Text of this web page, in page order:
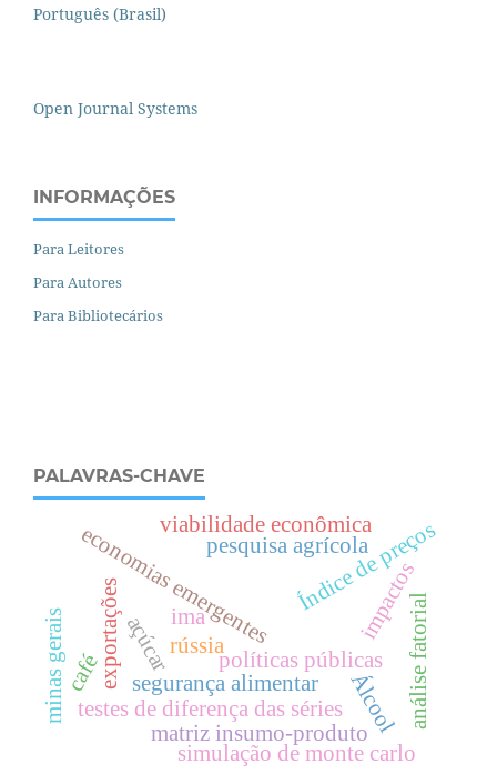
Português (Brasil)
Open Journal Systems
INFORMAÇÕES
Para Leitores
Para Autores
Para Bibliotecários
PALAVRAS-CHAVE
economias emergentes
políticas públicas
segurança alimentar
Índice de preços
testes de diferença das séries
açúcar
Álcool
exportações impactos
matriz insumo-produto
minas geraiscafé
simulação de monte carlo
viabilidade econômica
pesquisa agrícola
análise fatorial
ima
rússia